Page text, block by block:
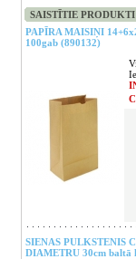
SAISTĪTIE PRODUKTI
PAPĪRA MAISIŅI
100gab (890132)
SIENAS PULKSTENIS
DIAMETRU 30cm baltā